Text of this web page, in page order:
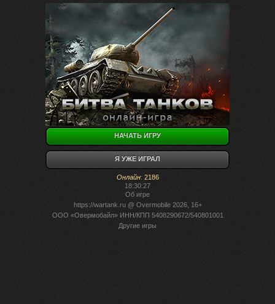
НАЧАТЬ ИГРУ
Я УЖЕ ИГРАЛ
Онлайн: 2186
18:30:27
Об игре
https://wartank.ru@ Overmobile 2026, 16+
ООО «Овермобайл» ИНН/КПП 5408290672/540801001
Другие игры